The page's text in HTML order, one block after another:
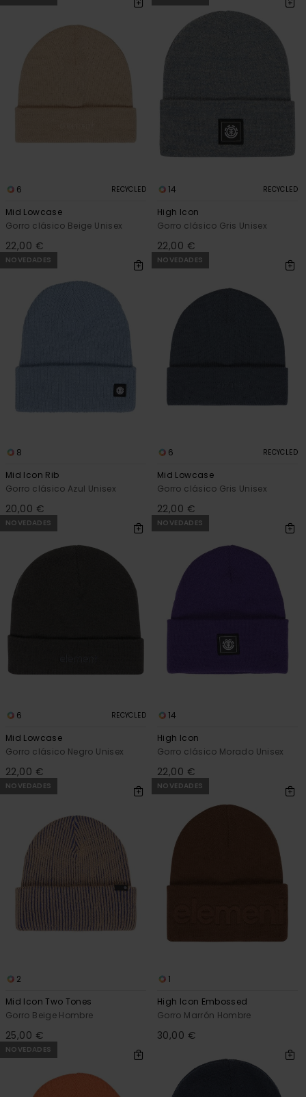
6 RECYCLED
Mid Lowcase
Gorro clásico Beige Unisex
22,00 €
14 RECYCLED
High Icon
Gorro clásico Gris Unisex
22,00 €
NOVEDADES
8
Mid Icon Rib
Gorro clásico Azul Unisex
20,00 €
NOVEDADES
6 RECYCLED
Mid Lowcase
Gorro clásico Gris Unisex
22,00 €
NOVEDADES
6 RECYCLED
Mid Lowcase
Gorro clásico Negro Unisex
22,00 €
NOVEDADES
14
High Icon
Gorro clásico Morado Unisex
22,00 €
NOVEDADES
2
Mid Icon Two Tones
Gorro Beige Hombre
25,00 €
NOVEDADES
1
High Icon Embossed
Gorro Marrón Hombre
30,00 €
NOVEDADES